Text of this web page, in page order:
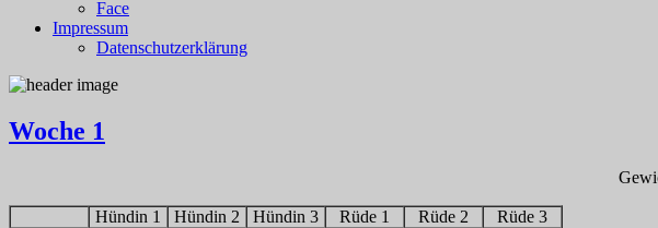
Face
Impressum
Datenschutzerklärung
Woche 1
Hündin 1 Hündin 2 Hündin 3 Rüde 1 Rüde 2
Rüde 3